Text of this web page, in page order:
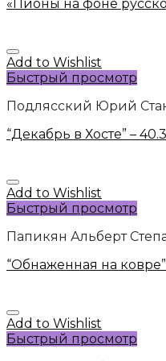
«Пионы на фоне
Add to Wishlist
Быстрый просмотр
Подлясский Юрий
“Декабрь в Хосте” –
Add to Wishlist
Быстрый просмотр
Папикян Альберт
“Обнаженная на
Add to Wishlist
Быстрый просмотр